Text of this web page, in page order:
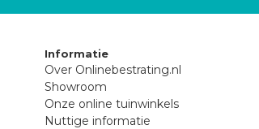
Informatie
Over Onlinebestrating.nl
Showroom
Onze online tuinwinkels
Nuttige informatie